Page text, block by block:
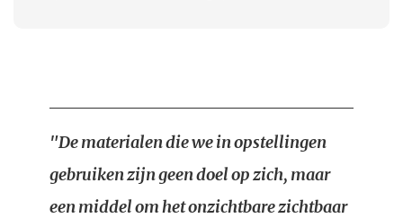
"De materialen die we in opstellingen
gebruiken zijn geen doel op zich, maar
een middel om het onzichtbare zichtbaar